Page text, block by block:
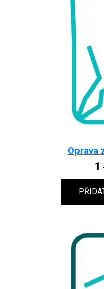
Oprava
1